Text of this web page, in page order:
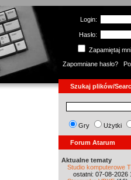
Login:
Hasło:
Zapamiętaj
Zapomniane hasło?
Szukaj plików/
Gry Użytki
Forum Atarum
Aktualne tematy
Studio komputerowe
ostatni: 07-08-2026